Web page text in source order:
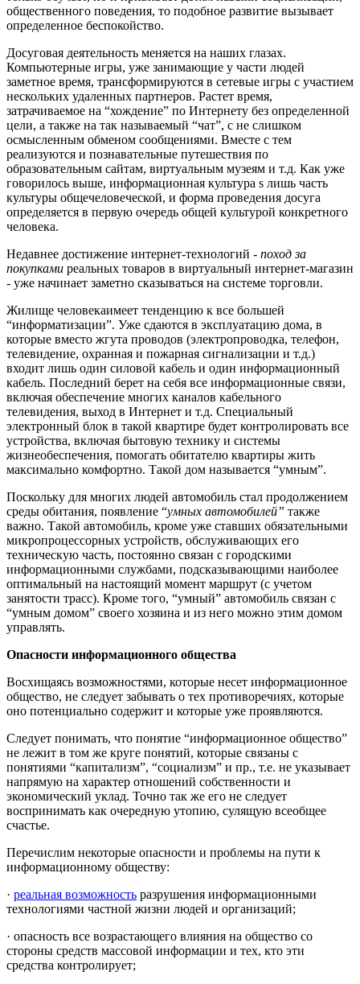
общественного поведения, то подобное развитие вызывает
определенное беспокойство.
Досуговая деятельность меняется на наших глазах.
Компьютерные игры, уже занимающие у части людей
заметное время, трансформируются в сетевые игры с участием
нескольких удаленных партнеров. Растет время,
затрачиваемое на “хождение” по Интернету без определенной
цели, а также на так называемый “чат”, с не слишком
осмысленным обменом сообщениями. Вместе с тем
реализуются и познавательные путешествия по
образовательным сайтам, виртуальным музеям и т.д. Как уже
говорилось выше, информационная культура ѕ лишь часть
культуры общечеловеческой, и форма проведения досуга
определяется в первую очередь общей культурой конкретного
человека.
Недавнее достижение интернет-технологий - поход за
покупками реальных товаров в виртуальный интернет-магазин
- уже начинает заметно сказываться на системе торговли.
Жилище человекаимеет тенденцию к все большей
“информатизации”. Уже сдаются в эксплуатацию дома, в
которые вместо жгута проводов (электропроводка, телефон,
телевидение, охранная и пожарная сигнализации и т.д.)
входит лишь один силовой кабель и один информационный
кабель. Последний берет на себя все информационные связи,
включая обеспечение многих каналов кабельного
телевидения, выход в Интернет и т.д. Специальный
электронный блок в такой квартире будет контролировать все
устройства, включая бытовую технику и системы
жизнеобеспечения, помогать обитателю квартиры жить
максимально комфортно. Такой дом называется “умным”.
Поскольку для многих людей автомобиль стал продолжением
среды обитания, появление “умных автомобилей” также
важно. Такой автомобиль, кроме уже ставших обязательными
микропроцессорных устройств, обслуживающих его
техническую часть, постоянно связан с городскими
информационными службами, подсказывающими наиболее
оптимальный на настоящий момент маршрут (с учетом
занятости трасс). Кроме того, “умный” автомобиль связан с
“умным домом” своего хозяина и из него можно этим домом
управлять.
Опасности информационного общества
Восхищаясь возможностями, которые несет информационное
общество, не следует забывать о тех противоречиях, которые
оно потенциально содержит и которые уже проявляются.
Следует понимать, что понятие “информационное общество”
не лежит в том же круге понятий, которые связаны с
понятиями “капитализм”, “социализм” и пр., т.е. не указывает
напрямую на характер отношений собственности и
экономический уклад. Точно так же его не следует
воспринимать как очередную утопию, сулящую всеобщее
счастье.
Перечислим некоторые опасности и проблемы на пути к
информационному обществу:
· реальная возможность разрушения информационными
технологиями частной жизни людей и организаций;
· опасность все возрастающего влияния на общество со
стороны средств массовой информации и тех, кто эти
средства контролирует;